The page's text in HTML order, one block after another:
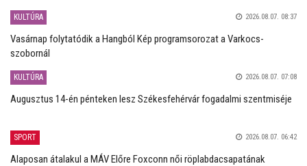
KULTÚRA 2026.08.07. 08:37
Vasárnap folytatódik a Hangból Kép programsorozat a Varkocs-
szobornál
KULTÚRA 2026.08.07. 07:08
Augusztus 14-én pénteken lesz Székesfehérvár fogadalmi szentmiséje
SPORT 2026.08.07. 06:42
Alaposan átalakul a MÁV Előre Foxconn női röplabdacsapatának